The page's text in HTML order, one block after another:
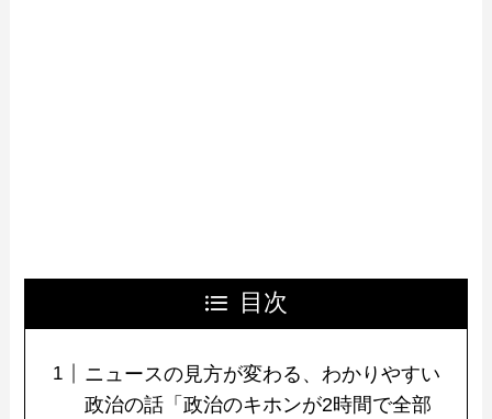
目次
ニュースの見方が変わる、わかりやすい
政治の話「政治のキホンが2時間で全部